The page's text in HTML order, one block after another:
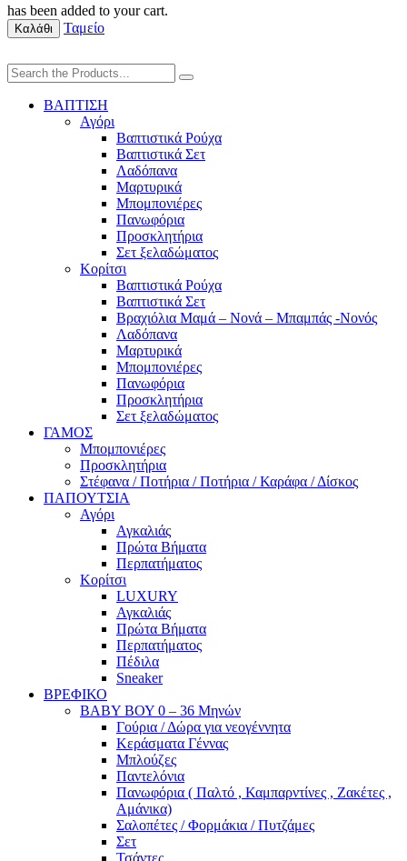
has been added to your cart.
Καλάθι Ταμείο
ΒΑΠΤΙΣΗ
Αγόρι
Βαπτιστικά Ρούχα
Βαπτιστικά Σετ
Λαδόπανα
Μαρτυρικά
Μπομπονιέρες
Πανωφόρια
Προσκλητήρια
Σετ ξελαδώματος
Κορίτσι
Βαπτιστικά Ρούχα
Βαπτιστικά Σετ
Βραχιόλια Μαμά – Νονά – Μπαμπάς -Νονός
Λαδόπανα
Μαρτυρικά
Μπομπονιέρες
Πανωφόρια
Προσκλητήρια
Σετ ξελαδώματος
ΓΑΜΟΣ
Μπομπονιέρες
Προσκλητήρια
Στέφανα / Ποτήρια / Ποτήρια / Καράφα / Δίσκος
ΠΑΠΟΥΤΣΙΑ
Αγόρι
Αγκαλιάς
Πρώτα Βήματα
Περπατήματος
Κορίτσι
LUXURY
Αγκαλιάς
Πρώτα Βήματα
Περπατήματος
Πέδιλα
Sneaker
ΒΡΕΦΙΚΟ
ΒΑΒΥ ΒΟΥ 0 – 36 Μηνών
Γούρια / Δώρα για νεογέννητα
Κεράσματα Γέννας
Μπλούζες
Παντελόνια
Πανωφόρια ( Παλτό , Καμπαρντίνες , Ζακέτες ,
Αμάνικα)
Σαλοπέτες / Φορμάκια / Πυτζάμες
Σετ